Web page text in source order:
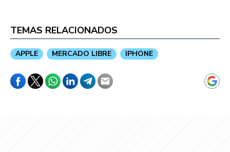
TEMAS RELACIONADOS
APPLE MERCADO LIBRE IPHONE